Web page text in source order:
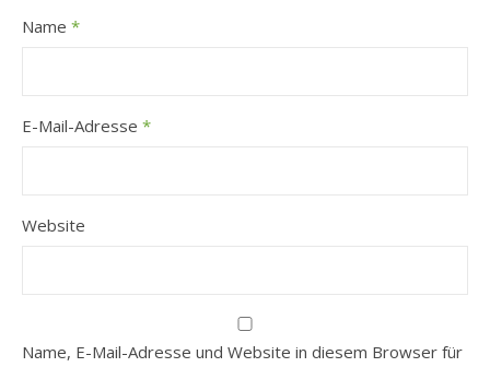
Name *
E-Mail-Adresse *
Website
Name, E-Mail-Adresse und Website in diesem Browser für